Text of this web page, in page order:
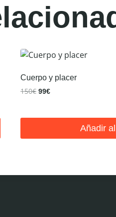
Cuerpo y placer
150€ El
99€El
Añadir